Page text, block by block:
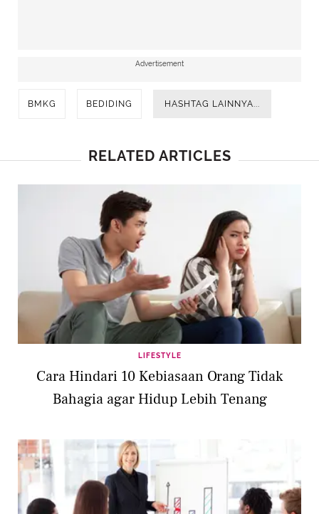
Advertisement
BMKG BEDIDING HASHTAG LAINNYA...
RELATED ARTICLES
LIFESTYLE
Cara Hindari 10 Kebiasaan Orang Tidak
Bahagia agar Hidup Lebih Tenang